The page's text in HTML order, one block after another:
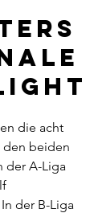
die acht
den beiden
der A-Liga
der B-Liga